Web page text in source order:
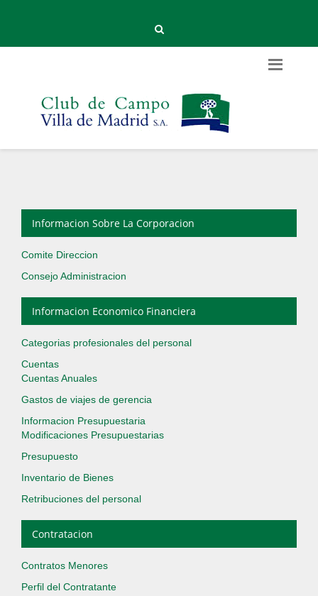
Informacion Sobre La Corporacion
Comite Direccion
Consejo Administracion
Informacion Economico Financiera
Categorias profesionales del personal
Cuentas
Cuentas Anuales
Gastos de viajes de gerencia
Informacion Presupuestaria
Modificaciones Presupuestarias
Presupuesto
Inventario de Bienes
Retribuciones del personal
Contratacion
Contratos Menores
Perfil del Contratante